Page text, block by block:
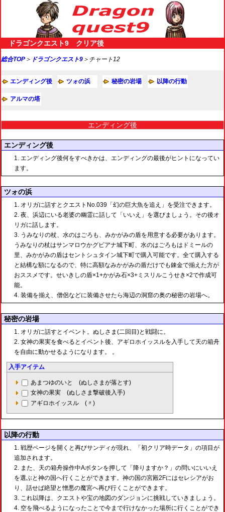
ドラゴンクエスト9 クリア後
総合TOP ＞ ドラゴンクエスト9 ＞チャート12
エンディング後 ツォの浜 秘密の岩場 以降の行動
アルマの塔
エンディング後
エンディング後
エンディング後何をすべきかは、エンディングの最後がヒントになってい
ます。
ツォの浜
オリガに話すとクエストNo.039「幻の巨大魚を追え」を受注できます。
夜、浜辺にいる老婆の幽霊に話して「いいえ」を選びましょう。その後オ
リガに話します。
うみなりの杖、水のはごろも、みかがみの盾を用意する必要があります。
うみなりの杖はサンマロウかグビアナ城下町、水のはごろもはドミールの
里、みかがみの盾はセントシュタイン城下町で購入可能です。全て購入する
と結構な額になるので、特に高額なみかがみの盾だけでも錬金で揃えた方が
おススメです。せいきしの盾×1+かがみ石×3+ミスリルこうせき×2で作成可
能。
装備を揃え、僧侶などに装備させたら海辺の洞窟の奥の秘密の岩場へ。
秘密の岩場
オリガに話すとイベント。ぬしさま(二回目)と戦闘に。
女神の果実を食べるとイベント後、アギロホイッスルを入手して天の箱舟
を自由に動かせるようになります。 。
入手アイテム
あまつゆのいと (ぬしさまが落とす)
女神の果実 (ぬしさま撃破後入手)
アギロホイッスル (〃)
以降の行動
戦歴ページを開くと再びサンディが現れ、「初クリア時データ」の項目が
追加されます。
また、天の箱舟操作中Aボタンを押して「降りますか？」の問いにいいえ
を選ぶと神の国へ行くことができます。神の国の宮殿2Fにはセレシアがお
り、話せば絶望と憎悪の魔宮へ再び行くことができます。
これ以降は、クエストや宝の地図のダンジョンに挑戦していきましょう。
空を飛べるようになったことで今まで行けなかった場所に行くことができ